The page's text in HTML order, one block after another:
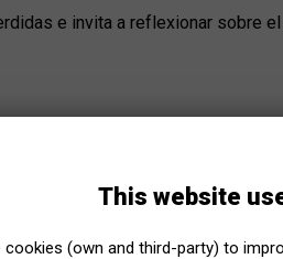
e invita a reflexionar sobre
de escena
This website
cookies (own and third-party) to